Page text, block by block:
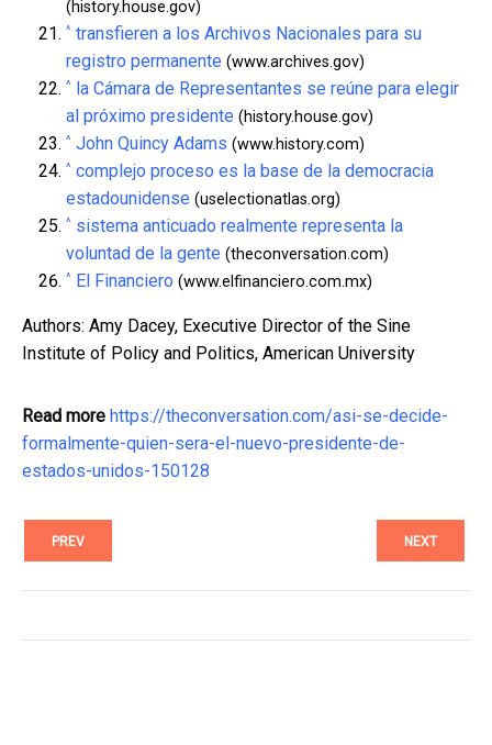
(history.house.gov)
^ transfieren a los Archivos Nacionales para su
registro permanente (www.archives.gov)
^ la Cámara de Representantes se reúne para elegir
al próximo presidente (history.house.gov)
^ John Quincy Adams (www.history.com)
^ complejo proceso es la base de la democracia
estadounidense (uselectionatlas.org)
^ sistema anticuado realmente representa la
voluntad de la gente (theconversation.com)
^ El Financiero (www.elfinanciero.com.mx)
Authors: Amy Dacey, Executive Director of the Sine
Institute of Policy and Politics, American University
Read more https://theconversation.com/asi-se-decide-
formalmente-quien-sera-el-nuevo-presidente-de-
estados-unidos-150128
PREV NEXT